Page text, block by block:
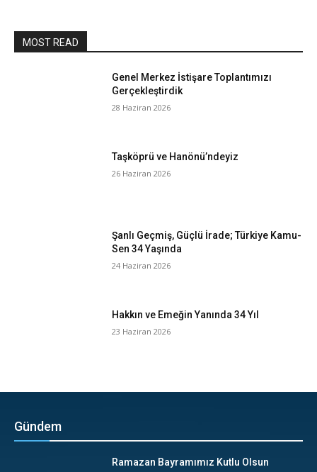
MOST READ
Genel Merkez İstişare Toplantımızı
Gerçekleştirdik
28 Haziran 2026
Taşköprü ve Hanönü’ndeyiz
26 Haziran 2026
Şanlı Geçmiş, Güçlü İrade; Türkiye Kamu-
Sen 34 Yaşında
24 Haziran 2026
Hakkın ve Emeğin Yanında 34 Yıl
23 Haziran 2026
Gündem
Ramazan Bayramımız Kutlu Olsun